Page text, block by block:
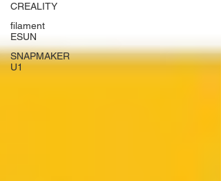
CREALITY
filament
ESUN
SNAPMAKER
U1